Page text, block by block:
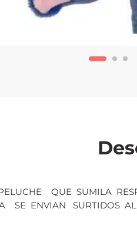
QUE SUMILA
SE ENVIAN SURTIDOS